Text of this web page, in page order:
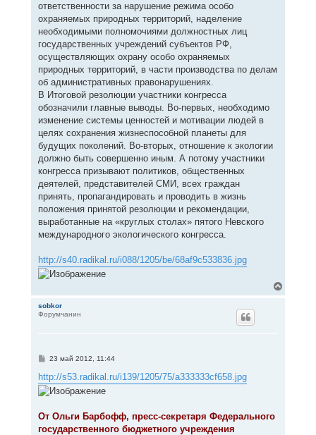
ответственности за нарушение режима особо
охраняемых природных территорий, наделение
необходимыми полномочиями должностных лиц
государственных учреждений субъектов РФ,
осуществляющих охрану особо охраняемых
природных территорий, в части производства по делам
об административных правонарушениях.
В Итоговой резолюции участники конгресса
обозначили главные выводы. Во-первых, необходимо
изменение системы ценностей и мотивации людей в
целях сохранения жизнеспособной планеты для
будущих поколений. Во-вторых, отношение к экологии
должно быть совершенно иным. А потому участники
конгресса призывают политиков, общественных
деятелей, представителей СМИ, всех граждан
принять, пропагандировать и проводить в жизнь
положения принятой резолюции и рекомендации,
выработанные на «круглых столах» пятого Невского
международного экологического конгресса.
http://s40.radikal.ru/i088/1205/be/68af9c533836.jpg
е
sobkor
Форумчанин
С
о
б
щ
и
23 май 2012, 11:44
http://s53.radikal.ru/i139/1205/75/a333333cf658.jpg
От Ольги Барбофф, пресс-секретаря Федерального
государственного бюджетного учреждения